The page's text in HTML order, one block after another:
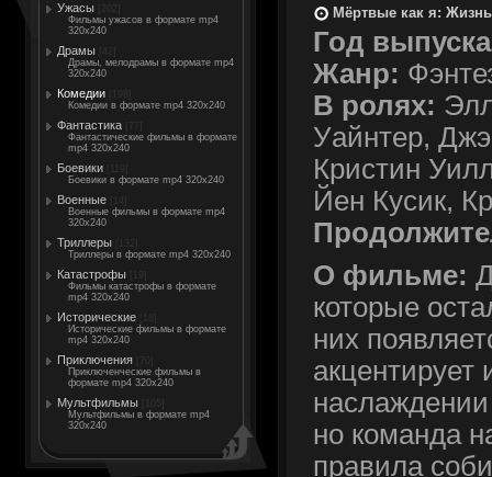
Ужасы
Фильмы ужасов в формате mp4
320x240
Драмы
Драмы, мелодрамы в формате mp4
320x240
Комедии
Комедии в формате mp4 320x240
Фантастика
Фантастические фильмы в формате
mp4 320x240
Боевики
Боевики в формате mp4 320x240
Военные
Военные фильмы в формате mp4
320x240
Триллеры
Триллеры в формате mp4 320x240
Катастрофы
Фильмы катастрофы в формате
mp4 320x240
Исторические
Исторические фильмы в формате
mp4 320x240
Приключения
Приключенческие фильмы в
формате mp4 320x240
Мультфильмы
Мультфильмы в формате mp4
320x240
Мёртвые как я:
Год
Жанр:
В ролях:
Уайнтер,
Кристин
Йен Кусик,
О фильме:
которые
них
но команда
правила